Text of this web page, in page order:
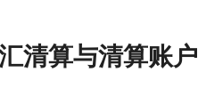
清算与清算账户